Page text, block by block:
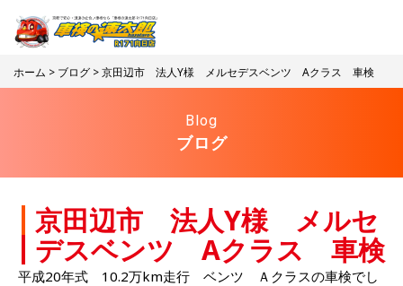
ホーム > ブログ > 京田辺市 法人Y様 メルセデスベンツ Aクラス 車検
Blog
ブログ
京田辺市 法人Y様 メルセ
デスベンツ Aクラス 車検
平成20年式 10.2万km走行 ベンツ Ａクラスの車検でし